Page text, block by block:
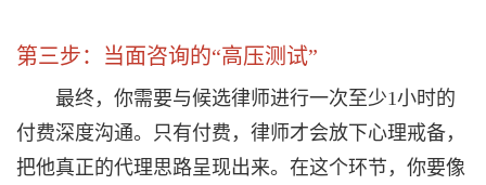
第三步：当面咨询的“高压测试”
最终，你需要与候选律师进行一次至少1小时的
付费深度沟通。只有付费，律师才会放下心理戒备，
把他真正的代理思路呈现出来。在这个环节，你要像